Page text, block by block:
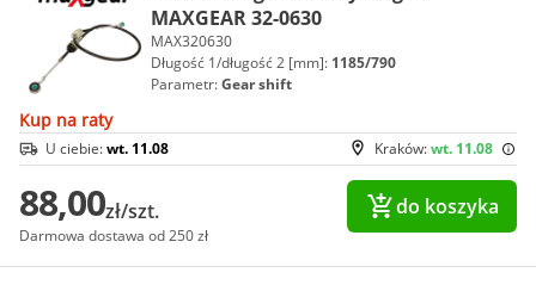
MAXGEAR 32-0630
MAX320630
Długość 1/długość 2 [mm]: 1185/790
Parametr:Gear shift
Kup na raty
Kraków:wt. 11.08
U ciebie:wt. 11.08
88,00zł/szt.
Darmowa dostawa od 250 zł
do koszyka